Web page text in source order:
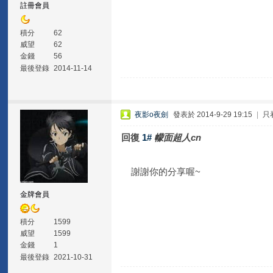
註冊會員
積分
62
威望
62
金錢
56
最後登錄 2014-11-14
金牌會員
積分
1599
威望
1599
金錢
1
最後登錄 2021-10-31
夜影o夜劍 發表於 2014-9-29 19:15 只
回復 1# 幪面超人cn
謝謝你的分享喔~